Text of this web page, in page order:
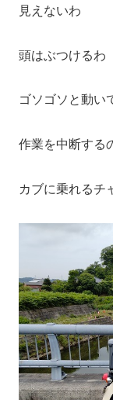
見えないわ
頭はぶつけるわ
ゴソゴソと動い
作業を中断する
カブに乗れるチ